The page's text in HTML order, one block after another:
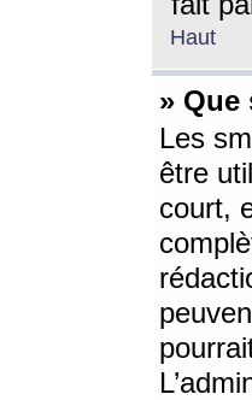
Haut
» Que
Les
être
court,